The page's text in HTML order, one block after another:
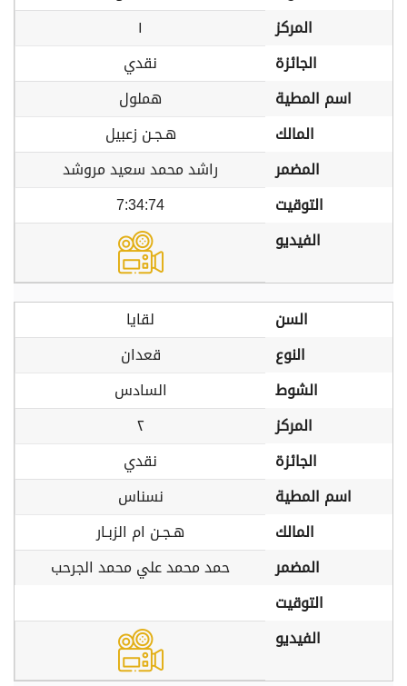
المركز
١
الجائزة
نقدي
اسم المطية
هملول
المالك
هـجـن زعبيل
المضمر
راشد محمد سعيد مروشد
التوقيت
7:34:74
الفيديو
السن
لقايا
النوع
قعدان
الشوط
السادس
المركز
٢
الجائزة
نقدي
اسم المطية
نسناس
المالك
هـجـن ام الزبـار
المضمر
حمد محمد علي محمد الجرحب
التوقيت
الفيديو